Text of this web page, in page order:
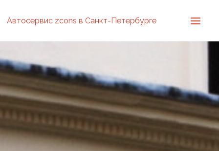
Автосервис zcons в Санкт-Петербурге